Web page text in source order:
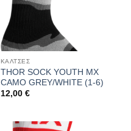
ΚΑΛΤΣΕΣ
THOR SOCK YOUTH MX
CAMO GREY/WHITE (1-6)
12,00 €